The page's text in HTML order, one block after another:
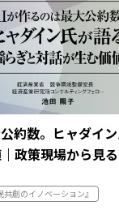
約数。ヒャダイ
政策現場から見
創のイノベーション』